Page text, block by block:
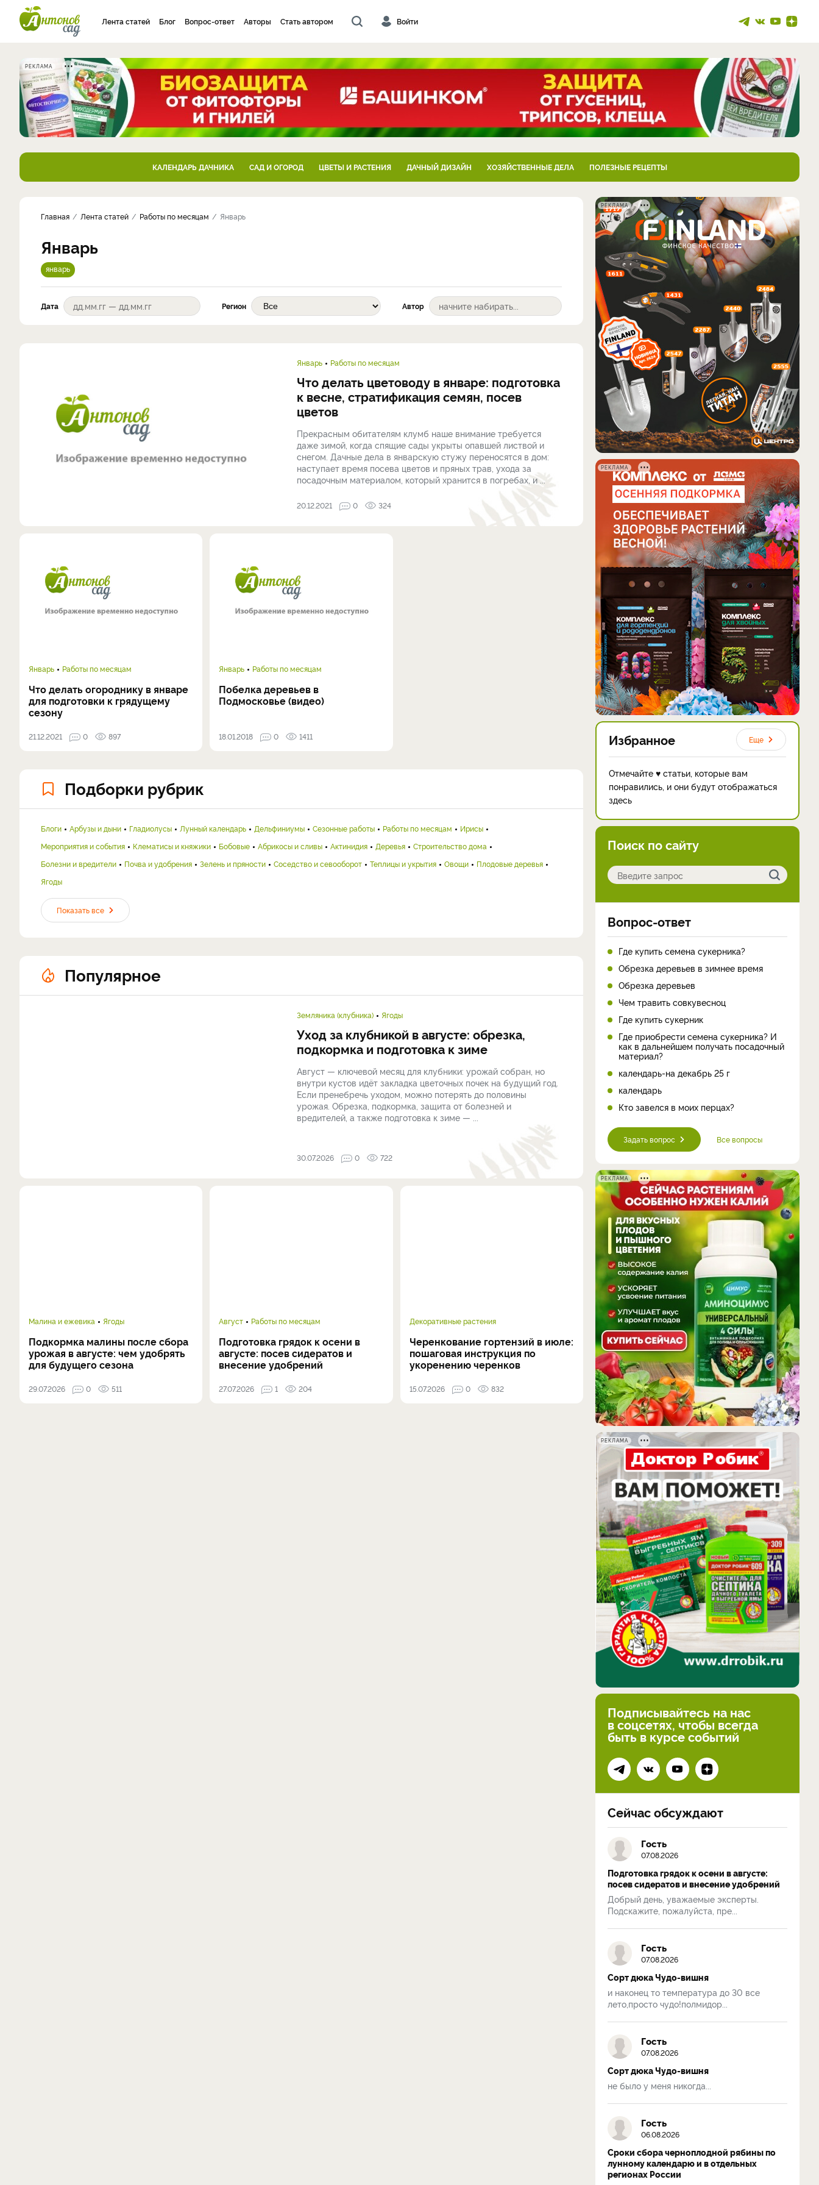
Лента статей Блог Вопрос-ответ Авторы Стать автором Войти
РЕКЛАМА
КАЛЕНДАРЬ ДАЧНИКА САД И ОГОРОД ЦВЕТЫ И РАСТЕНИЯ ДАЧНЫЙ ДИЗАЙН ХОЗЯЙСТВЕННЫЕ ДЕЛА ПОЛЕЗНЫЕ РЕЦЕПТЫ
Главная Лента статей Работы по месяцам Январь
Январь
январь
Дата Регион Автор
Январь Работы по месяцам
Что делать цветоводу в январе: подготовка
к весне, стратификация семян, посев
цветов
Прекрасным обитателям клумб наше внимание требуется
даже зимой, когда спящие сады укрыты опавшей листвой и
снегом. Дачные дела в январскую стужу переносятся в дом:
наступает время посева цветов и пряных трав, ухода за
посадочным материалом, который хранится в погребах, и ...
20.12.2021 0 324
Январь Работы по месяцам
Что делать огороднику в январе
для подготовки к грядущему
сезону
21.12.2021 0 897
Январь Работы по месяцам
Побелка деревьев в
Подмосковье (видео)
18.01.2018 0 1411
Подборки рубрик
Блоги Арбузы и дыни Гладиолусы Лунный календарь Дельфиниумы Сезонные работы Работы по месяцам
Ирисы
Мероприятия и события
Клематисы и княжики Бобовые Абрикосы и сливы Актинидия Деревья
Строительство дома
Болезни и вредители
Почва и удобрения Зелень и пряности Соседство и севооборот Теплицы и укрытия Овощи
Плодовые деревья
Ягоды
Показать все
Популярное
Земляника (клубника) Ягоды
Уход за клубникой в августе: обрезка,
подкормка и подготовка к зиме
Август — ключевой месяц для клубники: урожай собран, но
внутри кустов идёт закладка цветочных почек на будущий год.
Если пренебречь уходом, можно потерять до половины
урожая. Обрезка, подкормка, защита от болезней и
вредителей, а также подготовка к зиме — ...
30.07.2026 0 722
Малина и ежевика Ягоды
Подкормка малины после сбора
урожая в августе: чем удобрять
для будущего сезона
29.07.2026 0 511
Август Работы по месяцам
Подготовка грядок к осени в
августе: посев сидератов и
внесение удобрений
27.07.2026 1 204
Декоративные растения
Черенкование гортензий в июле:
пошаговая инструкция по
укоренению черенков
15.07.2026 0 832
РЕКЛАМА
РЕКЛАМА
Избранное Еще
Отмечайте ♥ статьи, которые вам
понравились, и они будут отображаться
здесь
Поиск по сайту
Вопрос-ответ
Где купить семена сукерника?
Обрезка деревьев в зимнее время
Обрезка деревьев
Чем травить совкувесноц
Где купить сукерник
Где приобрести семена сукерника? И
как в дальнейшем получать посадочный
материал?
календарь-на декабрь 25 г
календарь
Кто завелся в моих перцах?
Задать вопрос Все вопросы
РЕКЛАМА
РЕКЛАМА
Подписывайтесь на нас
в соцсетях, чтобы всегда
быть в курсе событий
Сейчас обсуждают
Гость
07.08.2026
Подготовка грядок к осени в августе:
посев сидератов и внесение удобрений
Добрый день, уважаемые эксперты.
Подскажите, пожалуйста, пре...
Гость
07.08.2026
Сорт дюка Чудо-вишня
и наконец то температура до 30 все
лето,просто чудо!полмидор...
Гость
07.08.2026
Сорт дюка Чудо-вишня
не было у меня никогда...
Гость
06.08.2026
Сроки сбора черноплодной рябины по
лунному календарю и в отдельных
регионах России